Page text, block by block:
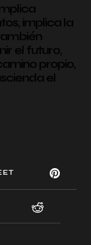
implica la
el futuro,
propio,
el